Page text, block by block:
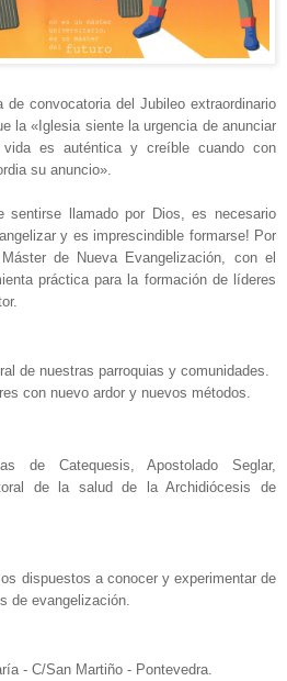
convocatoria del Jubileo extraordinario
la «Iglesia siente la urgencia de anunciar
es auténtica y creíble cuando con
su anuncio».
sentirse llamado por Dios, es necesario
y es imprescindible formarse! Por
de Nueva Evangelización, con el
práctica para la formación de líderes
de nuestras parroquias y comunidades.
con nuevo ardor y nuevos métodos.
de Catequesis, Apostolado Seglar,
de la salud de la Archidiócesis de
dispuestos a conocer y experimentar de
de evangelización.
- C/San Martiño - Pontevedra.